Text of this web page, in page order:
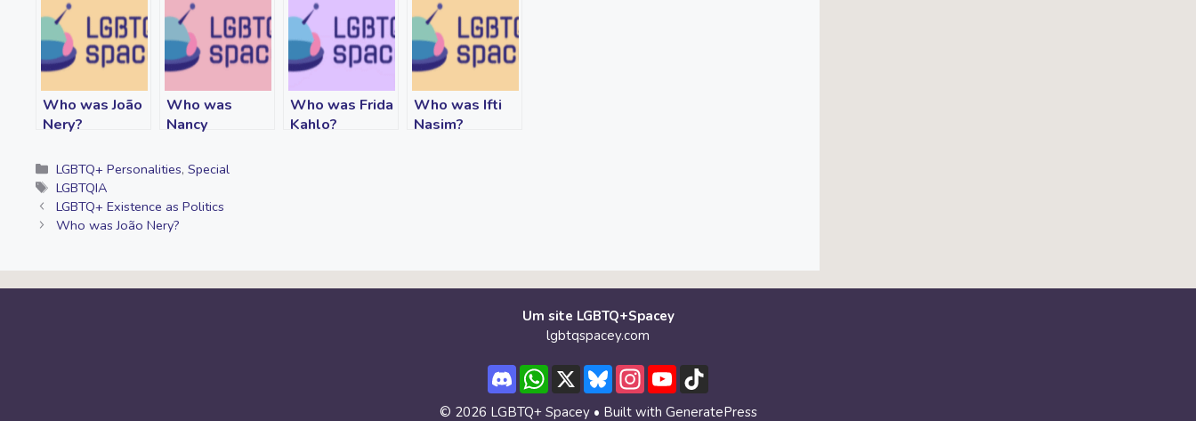
b
o
o
k
e
r
L
n
k
s
A
p
p
g
r
a
m
l
Who was João
Nery?
Who was
Nancy
Who was Frida
Kahlo?
Who was Ifti
Nasim?
Categories
LGBTQ+ Personalities,Special
Tags
LGBTQIA
LGBTQ+ Existence as Politics
Who was João Nery?
Um site LGBTQ+Spacey
lgbtqspacey.com
DiscordWhatsApp
X BlueskyInstagram
YouTube
Channel
© 2026 LGBTQ+ Spacey• Built with GeneratePress